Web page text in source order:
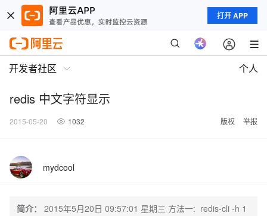
打开 APP
开发者社区 个人
redis 中文字符显示
2015-05-20 1032 版权 举报
mydcool
简介：
2015年5月20日 09:57:01 星期三 方法一: redis-cli -h 1